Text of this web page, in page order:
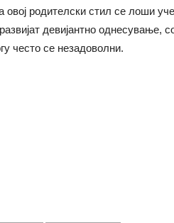
овоj родителски стил се лоши
девиjантно однесување,
често се незадоволни.